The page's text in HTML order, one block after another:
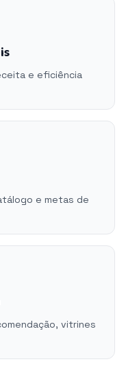
e eficiência
e metas de
vitrines